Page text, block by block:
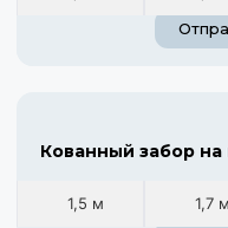
Кованный забор на
1,5 м 1,7 м